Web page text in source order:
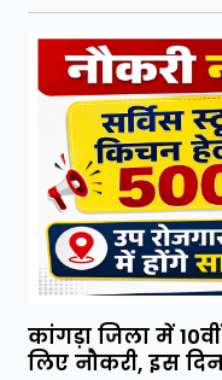
कांगड़ा जिला में
लिए नौकरी, इस